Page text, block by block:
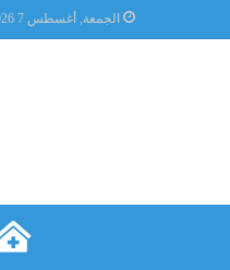
الجمعة, أغسطس 7 2026